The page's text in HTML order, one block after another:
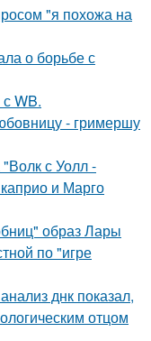
"я похожа на
о борьбе с
WB.
- гримершу
с Уолл -
и Марго
образ Лары
по "игре
днк показал,
отцом